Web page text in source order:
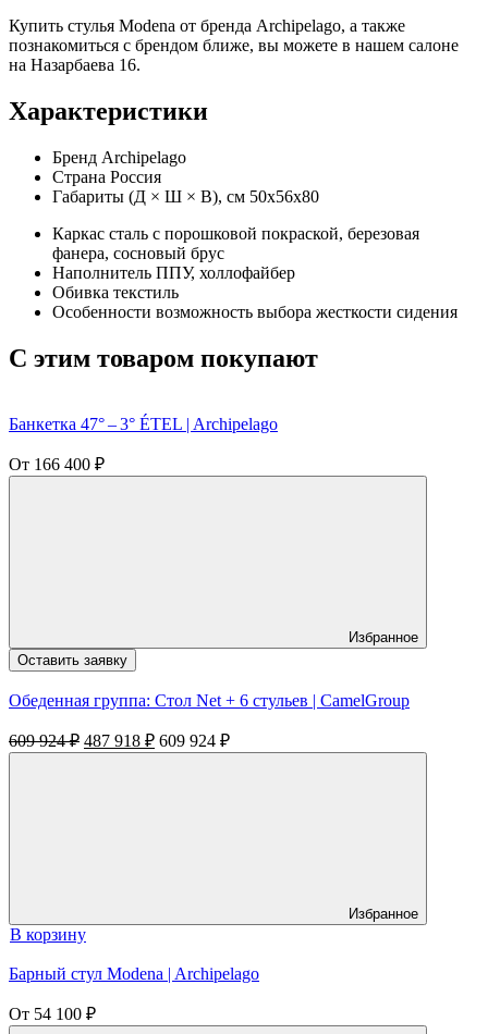
Купить стулья Modena от бренда Archipelago, а также
познакомиться с брендом ближе, вы можете в нашем салоне
на Назарбаева 16.
Характеристики
Бренд Archipelago
Страна Россия
Габариты (Д × Ш × В), см 50х56х80
Каркас сталь с порошковой покраской, березовая
фанера, сосновый брус
Наполнитель ППУ, холлофайбер
Обивка текстиль
Особенности возможность выбора жесткости сидения
C этим товаром покупают
Банкетка 47° – 3° ÉTEL | Archipelago
От 166 400 ₽
Избранное
Оставить заявку
Обеденная группа: Стол Net + 6 стульев | CamelGroup
609 924₽ Первоначальная
цена
487 918 ₽Текущая
цена:
609 924 ₽
Избранное
В корзину
Барный стул Modena | Archipelago
От 54 100 ₽